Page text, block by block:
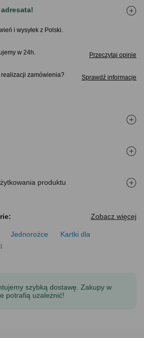
i wysyłek z Polski.
w 24h. Przeczytaj opinie
realizacji zamówienia Sprawdź informacje
produktu
Zobacz więcej
Jednorożce
Kartki dla
szybką dostawę. Zakupy w
potrafią uzależnić!